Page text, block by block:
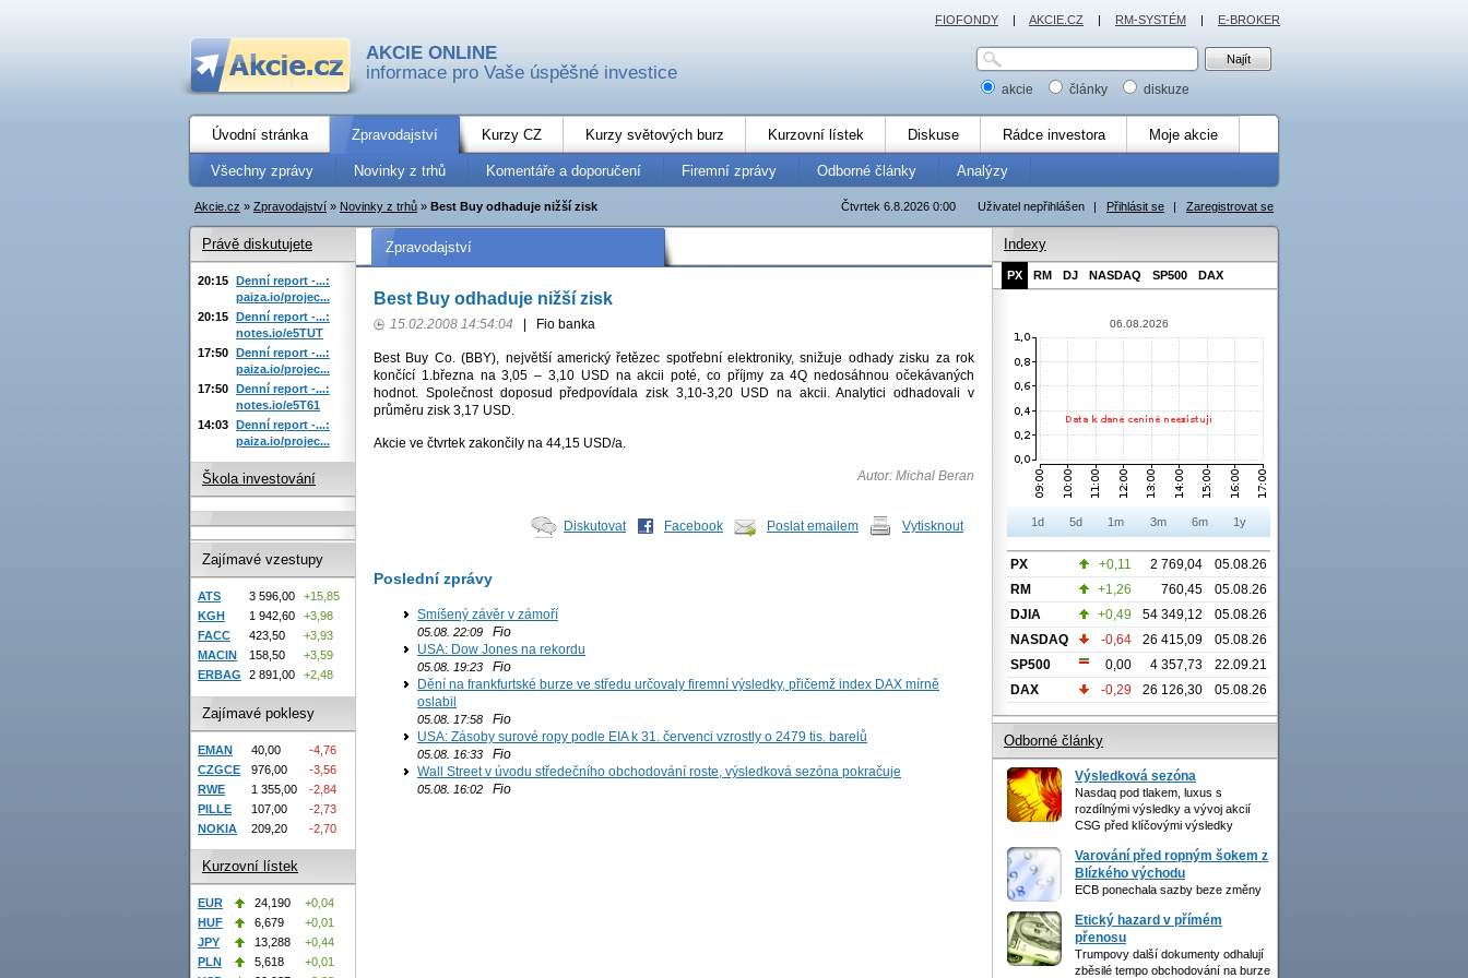
AKCIE ONLINE
informace pro Vaše úspěšné investice
akcie články diskuze
Úvodní stránka Zpravodajství Kurzy CZ Kurzy světových burz Kurzovní lístek Diskuse Rádce investora Moje akcie
Všechny zprávy Novinky z trhů Komentáře a doporučení Firemní zprávy Odborné články Analýzy
Uživatel nepřihlášen | Přihlásit se | Zaregistrovat se
Čtvrtek 6.8.2026 0:00
Akcie.cz » Zpravodajství » Novinky z trhů » Best Buy odhaduje nižší zisk
Zpravodajství
Best Buy odhaduje nižší zisk
15.02.2008 14:54:04 Fio banka
Best Buy Co. (BBY), největší americký řetězec spotřební elektroniky, snižuje odhady zisku za rok
končící 1.března na 3,05 – 3,10 USD na akcii poté, co příjmy za 4Q nedosáhnou očekávaných
hodnot. Společnost doposud předpovídala zisk 3,10-3,20 USD na akcii. Analytici odhadovali v
průměru zisk 3,17 USD.
Akcie ve čtvrtek zakončily na 44,15 USD/a.
Autor: Michal Beran
Diskutovat Facebook Poslat emailem Vytisknout
Poslední zprávy
Smíšený závěr v zámoří
05.08. 22:09 Fio
USA: Dow Jones na rekordu
05.08. 19:23 Fio
Dění na frankfurtské burze ve středu určovaly firemní výsledky, přičemž index DAX mírně
oslabil
05.08. 17:58 Fio
USA: Zásoby surové ropy podle EIA k 31. červenci vzrostly o 2479 tis. barelů
05.08. 16:33 Fio
Wall Street v úvodu středečního obchodování roste, výsledková sezóna pokračuje
05.08. 16:02 Fio
Právě diskutujete
20:15 Denní report -...:
paiza.io/projec...
20:15 Denní report -...:
notes.io/e5TUT
17:50 Denní report -...:
paiza.io/projec...
17:50 Denní report -...:
notes.io/e5T61
14:03 Denní report -...:
paiza.io/projec...
Škola investování
Zajímavé vzestupy
ATS 3 596,00
+15,85
KGH
1 942,60
+3,98
FACC
423,50
+3,93
MACIN
158,50
+3,59
ERBAG
2 891,00 +2,48
Zajímavé poklesy
EMAN 40,00
-4,76
CZGCE
976,00
-3,56
RWE
1 355,00
-2,84
PILLE
107,00
-2,73
NOKIA
209,20 -2,70
Kurzovní lístek
EUR 24,190
+0,04
HUF
6,679
+0,01
JPY
13,288
+0,44
PLN
5,618
+0,01
Indexy
PX RM DJ NASDAQ SP500 DAX
06.08.2026
1d 5d 1m 3m 6m 1y
PX +0,11 2 769,04
05.08.26
RM
+1,26 760,45
05.08.26
DJIA
+0,49 54 349,12
05.08.26
NASDAQ
-0,64 26 415,09
05.08.26
SP500
0,00 4 357,73
22.09.21
DAX
-0,29 26 126,30 05.08.26
Odborné články
Výsledková sezóna
Nasdaq pod tlakem, luxus s
rozdílnými výsledky a vývoj akcií
CSG před klíčovými výsledky
Varování před ropným šokem z
Blízkého východu
ECB ponechala sazby beze změny
Etický hazard v přímém
přenosu
Trumpovy další dokumenty odhalují
zběsilé tempo obchodování na burze
FIOFONDY | AKCIE.CZ | RM-SYSTÉM | E-BROKER